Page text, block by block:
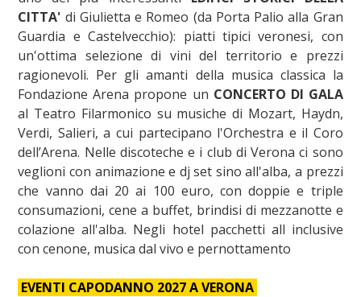
CITTA' di Giulietta e Romeo (da Porta Palio alla Gran
Guardia e Castelvecchio): piatti tipici veronesi, con
un'ottima selezione di vini del territorio e prezzi
ragionevoli. Per gli amanti della musica classica la
Fondazione Arena propone un CONCERTO DI GALA
al Teatro Filarmonico su musiche di Mozart, Haydn,
Verdi, Salieri, a cui partecipano l'Orchestra e il Coro
dell’Arena. Nelle discoteche e i club di Verona ci sono
veglioni con animazione e dj set sino all'alba, a prezzi
che vanno dai 20 ai 100 euro, con doppie e triple
consumazioni, cene a buffet, brindisi di mezzanotte e
colazione all'alba. Negli hotel pacchetti all inclusive
con cenone, musica dal vivo e pernottamento
EVENTI CAPODANNO 2027 A VERONA